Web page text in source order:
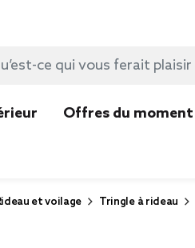
Offres du moment
et voilage Tringle à rideau